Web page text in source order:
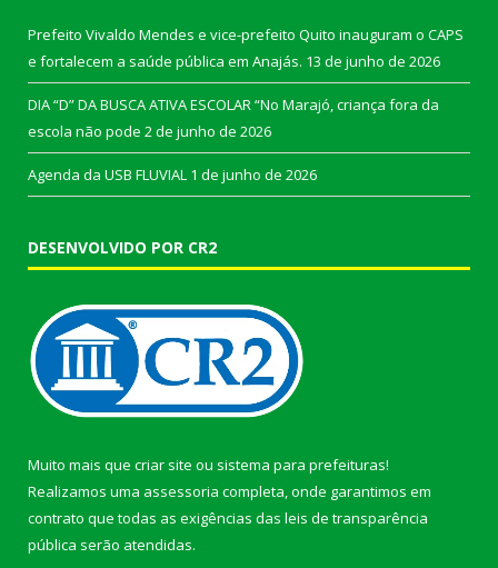
Prefeito Vivaldo Mendes e vice-prefeito Quito inauguram o CAPS
e fortalecem a saúde pública em Anajás. 13 de junho de 2026
DIA “D” DA BUSCA ATIVA ESCOLAR “No Marajó, criança fora da
escola não pode 2 de junho de 2026
Agenda da USB FLUVIAL 1 de junho de 2026
DESENVOLVIDO POR CR2
Muito mais que criar site ou sistema para prefeituras!
Realizamos uma assessoria completa, onde garantimos em
contrato que todas as exigências das leis de transparência
pública serão atendidas.